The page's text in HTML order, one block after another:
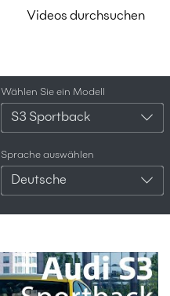
Videos durchsuchen
Wählen Sie ein Modell
S3 Sportback
Sprache auswählen
Deutsche